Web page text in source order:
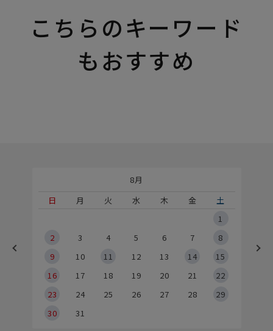
こちらのキーワード
もおすすめ
8月
日
月 火 水 木 金
土
1
2
3 4 5 6 7
8
9
10 11 12 13 14
15
16
17 18 19 20 21
22
23
24 25 26 27 28
29
30
31